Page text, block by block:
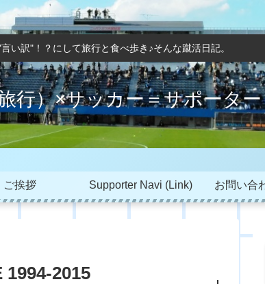
い訳"！？にして旅行と食べ歩き♪そんな蹴活日記。
行）×サッカー＝サポーター
ご挨拶 Supporter Navi (Link) お問い合
2015